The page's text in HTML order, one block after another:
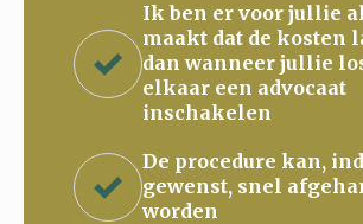
Ik ben er voor jullie
maakt dat de kosten
dan wanneer jullie
elkaar een advocaat
inschakelen
De procedure kan,
gewenst, snel
worden